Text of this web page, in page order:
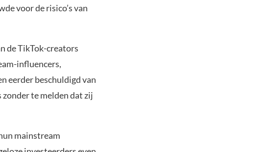
voor de risico’s van
de TikTok-creators
influencers,
eerder beschuldigd van
te melden dat zij
mainstream